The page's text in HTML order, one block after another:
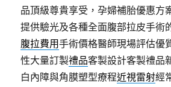
品頂級尊貴享受，孕婦補胎優惠方
提供驗光及各種全面腹部拉皮手術
腹拉費用手術價格醫師現場評估優
性大量訂製禮品客製設計客製禮品
白內障與角膜塑型療程近視雷射經